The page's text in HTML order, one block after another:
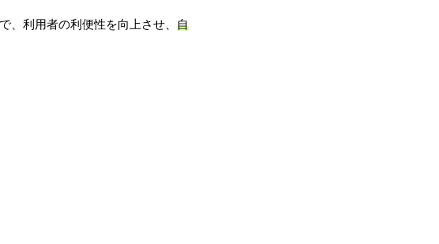
、利用者の利便性を向上させ、 自